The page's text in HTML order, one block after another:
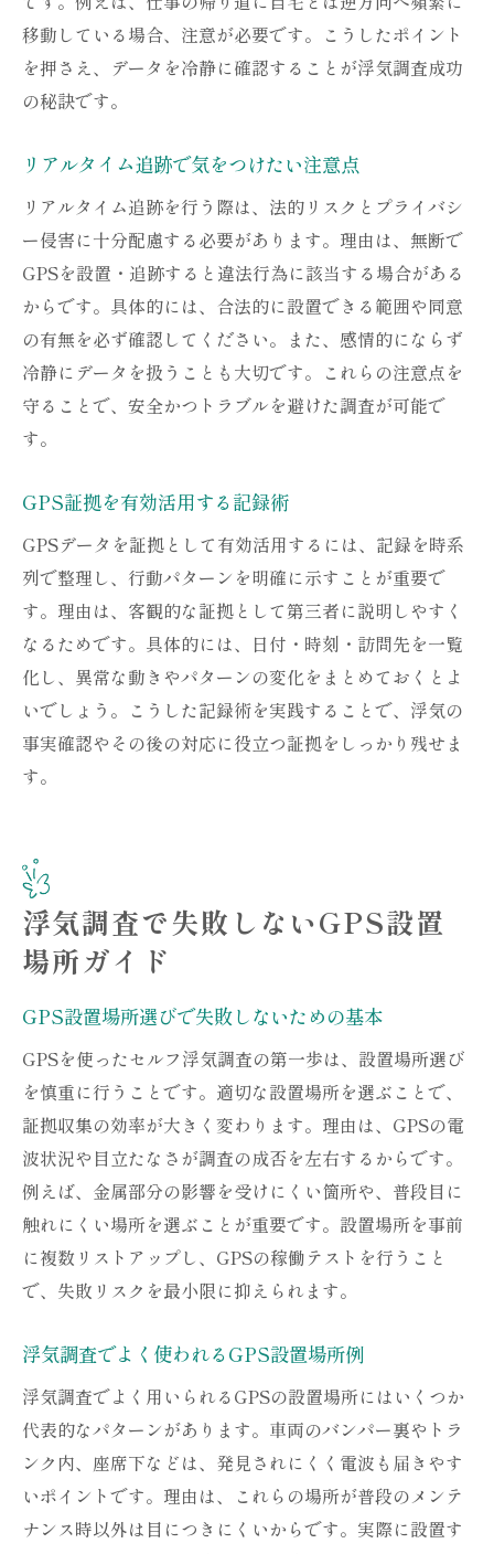
移動している場合、注意が必要です。こうしたポイント
を押さえ、データを冷静に確認することが浮気調査成功
の秘訣です。
リアルタイム追跡で気をつけたい注意点
リアルタイム追跡を行う際は、法的リスクとプライバシ
ー侵害に十分配慮する必要があります。理由は、無断で
GPSを設置・追跡すると違法行為に該当する場合がある
からです。具体的には、合法的に設置できる範囲や同意
の有無を必ず確認してください。また、感情的にならず
冷静にデータを扱うことも大切です。これらの注意点を
守ることで、安全かつトラブルを避けた調査が可能で
す。
GPS証拠を有効活用する記録術
GPSデータを証拠として有効活用するには、記録を時系
列で整理し、行動パターンを明確に示すことが重要で
す。理由は、客観的な証拠として第三者に説明しやすく
なるためです。具体的には、日付・時刻・訪問先を一覧
化し、異常な動きやパターンの変化をまとめておくとよ
いでしょう。こうした記録術を実践することで、浮気の
事実確認やその後の対応に役立つ証拠をしっかり残せま
す。
浮気調査で失敗しないGPS設置
場所ガイド
GPS設置場所選びで失敗しないための基本
GPSを使ったセルフ浮気調査の第一歩は、設置場所選び
を慎重に行うことです。適切な設置場所を選ぶことで、
証拠収集の効率が大きく変わります。理由は、GPSの電
波状況や目立たなさが調査の成否を左右するからです。
例えば、金属部分の影響を受けにくい箇所や、普段目に
触れにくい場所を選ぶことが重要です。設置場所を事前
に複数リストアップし、GPSの稼働テストを行うこと
で、失敗リスクを最小限に抑えられます。
浮気調査でよく使われるGPS設置場所例
浮気調査でよく用いられるGPSの設置場所にはいくつか
代表的なパターンがあります。車両のバンパー裏やトラ
ンク内、座席下などは、発見されにくく電波も届きやす
いポイントです。理由は、これらの場所が普段のメンテ
ナンス時以外は目につきにくいからです。実際に設置す